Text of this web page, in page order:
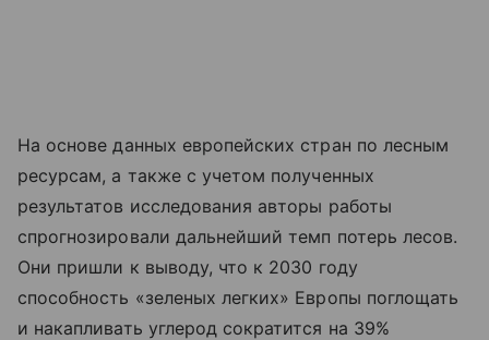
На основе данных европейских стран по лесным
ресурсам, а также с учетом полученных
результатов исследования авторы работы
спрогнозировали дальнейший темп потерь лесов.
Они пришли к выводу, что к 2030 году
способность «зеленых легких» Европы поглощать
и накапливать углерод сократится на 39%